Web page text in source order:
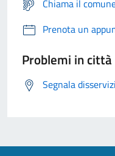
Chiama il
Prenota un
Problemi in città
Segnala